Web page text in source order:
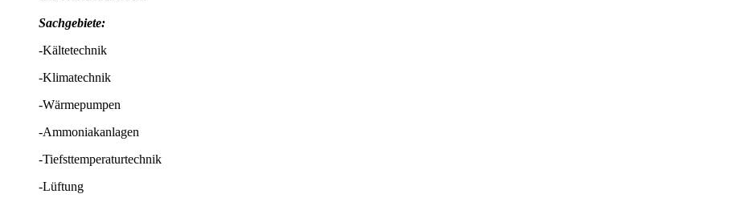
Sachgebiete:
-Kältetechnik
-Klimatechnik
-Wärmepumpen
-Ammoniakanlagen
-Tiefsttemperaturtechnik
-Lüftung